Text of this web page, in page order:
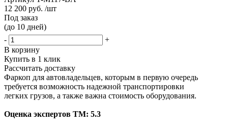
12 200 руб. /шт
Под заказ
(до 10 дней)
-
+
В корзину
Купить в 1 клик
Рассчитать доставку
Фаркоп для автовладельцев, которым в первую очередь
требуется возможность надежной транспортировки
легких грузов, а также важна стоимость оборудования.
Оценка экспертов ТМ: 5.3